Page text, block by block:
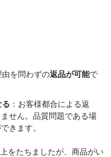
由を問わずの返品が可能で
る ：お客様都合による返
せん。品質問題である場
きます。
をたちましたが、商品がい